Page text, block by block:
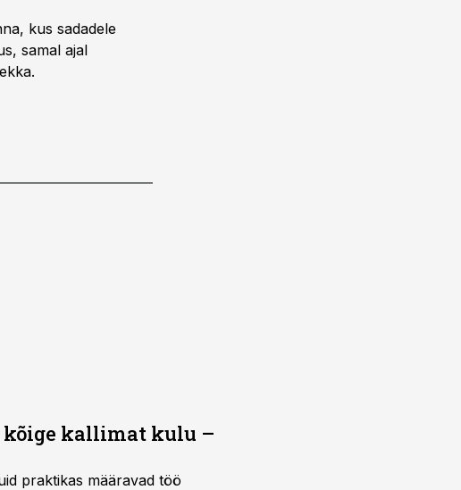
kus sadadele
samal ajal
kõige kallimat kulu –
praktikas määravad töö